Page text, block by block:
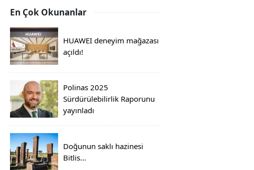
En Çok Okunanlar
HUAWEI deneyim mağazası
açıldı!
Polinas 2025
Sürdürülebilirlik Raporunu
yayınladı
Doğunun saklı hazinesi
Bitlis...